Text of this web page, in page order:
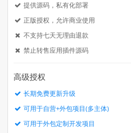
提供源码，私有化部署
正版授权，允许商业使用
不支持七天无理由退款
禁止转售应用插件源码
高级授权
长期免费更新升级
可用于自营+外包项目(多主体)
可用于外包定制开发项目